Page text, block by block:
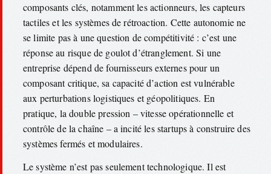
composants clés, notamment les actionneurs, les capteurs
tactiles et les systèmes de rétroaction. Cette autonomie ne
se limite pas à une question de compétitivité : c’est une
réponse au risque de goulot d’étranglement. Si une
entreprise dépend de fournisseurs externes pour un
composant critique, sa capacité d’action est vulnérable
aux perturbations logistiques et géopolitiques. En
pratique, la double pression – vitesse opérationnelle et
contrôle de la chaîne – a incité les startups à construire des
systèmes fermés et modulaires.
Le système n’est pas seulement technologique. Il est